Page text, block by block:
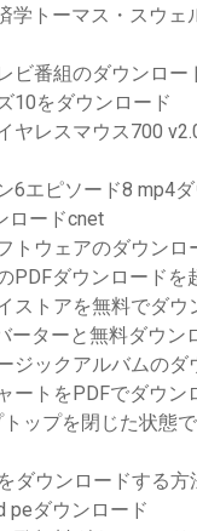
学トーマス・スウェ
ビ番組のダウンロー
10をダウンロード
ヤレスマウス700
6エピソード8 mp4
ロードcnet
トウェアのダウンロ
PDFダウンロードを
ストアを無料でダウ
ーターと無料ダウン
ジックアルバムのダ
ートをPDFでダウン
ップを閉じた状態
ダウンロードする方
peダウンロード